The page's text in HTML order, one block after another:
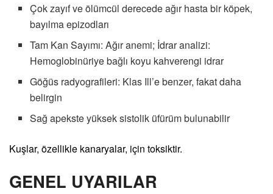
Çok zayıf ve ölümcül derecede ağır hasta bir köpek,
bayılma epizodları
Tam Kan Sayımı: Ağır anemi; İdrar analizi:
Hemoglobinüriye bağlı koyu kahverengi idrar
Göğüs radyografileri: Klas Ill’e benzer, fakat daha
belirgin
Sağ apekste yüksek sistolik üfürüm bulunabilir
Kuşlar, özellikle kanaryalar, için toksiktir.
GENEL UYARILAR